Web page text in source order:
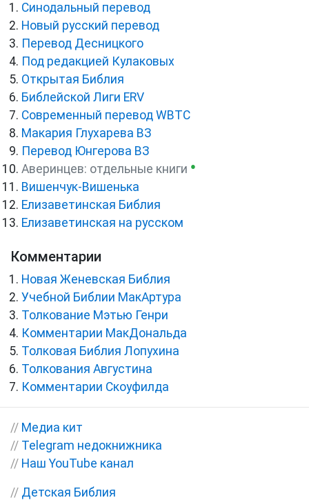
Синодальный перевод
Новый русский перевод
Перевод Десницкого
Под редакцией Кулаковых
Открытая Библия
Библейской Лиги ERV
Cовременный перевод WBTC
Макария Глухарева ВЗ
Перевод Юнгерова ВЗ
Аверинцев: отдельные книги ●
Вишенчук-Вишенька
Елизаветинская Библия
Елизаветинская на русском
Комментарии
Новая Женевская Библия
Учебной Библии МакАртура
Толкование Мэтью Генри
Комментарии МакДональда
Толковая Библия Лопухина
Толкования Августина
Комментарии Скоуфилда
// Медиа кит
// Telegram недокнижника
// Наш YouTube канал
// Детская Библия